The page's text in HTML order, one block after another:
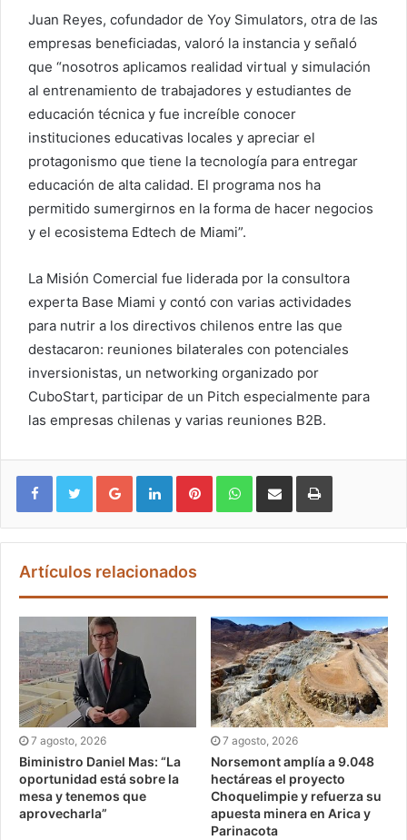
Juan Reyes, cofundador de Yoy Simulators, otra de las
empresas beneficiadas, valoró la instancia y señaló
que “nosotros aplicamos realidad virtual y simulación
al entrenamiento de trabajadores y estudiantes de
educación técnica y fue increíble conocer
instituciones educativas locales y apreciar el
protagonismo que tiene la tecnología para entregar
educación de alta calidad. El programa nos ha
permitido sumergirnos en la forma de hacer negocios
y el ecosistema Edtech de Miami”.
La Misión Comercial fue liderada por la consultora
experta Base Miami y contó con varias actividades
para nutrir a los directivos chilenos entre las que
destacaron: reuniones bilaterales con potenciales
inversionistas, un networking organizado por
CuboStart, participar de un Pitch especialmente para
las empresas chilenas y varias reuniones B2B.
Google+ LinkedIn Pinterest WhatsApp
Artículos relacionados
7 agosto, 2026
Biministro Daniel Mas: “La
oportunidad está sobre la
mesa y tenemos que
aprovecharla”
7 agosto, 2026
Norsemont amplía a 9.048
hectáreas el proyecto
Choquelimpie y refuerza su
apuesta minera en Arica y
Parinacota